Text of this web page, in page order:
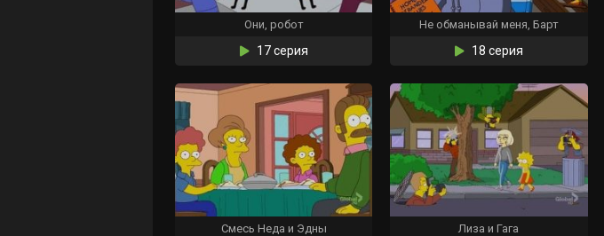
Они, робот
17 серия
Не обманывай меня, Барт
18 серия
Смесь Неда и Эдны Лиза и Гага